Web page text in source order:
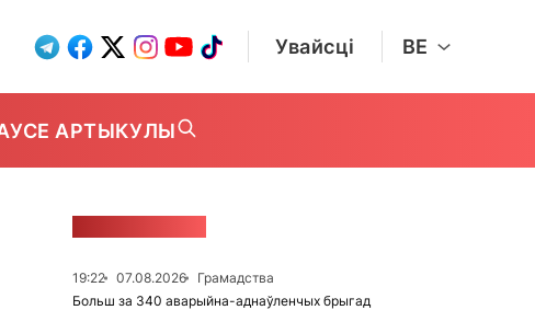
Увайсці BE
УСЕ АРТЫКУЛЫ
19:22 07.08.2026
Грамадства
Больш за 340 аварыйна-аднаўленчых брыгад